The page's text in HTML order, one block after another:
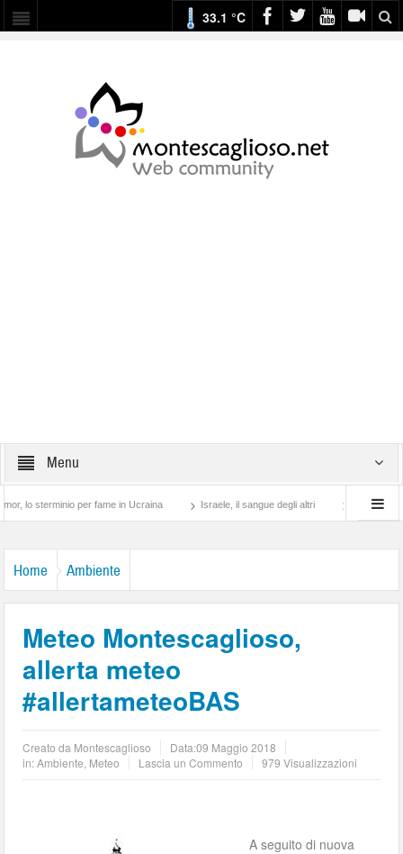
33.1 °C
Menu
per fame in Ucraina Israele, il sangue degli altri Lotta di classe… tra
Home Ambiente
Meteo Montescaglioso,
allerta meteo
#allertameteoBAS
Creato da Montescaglioso Data:09 Maggio 2018
in:Ambiente Meteo Lascia un Commento 979 Visualizzazioni
A seguito di nuova